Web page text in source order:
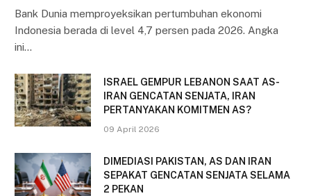
Bank Dunia memproyeksikan pertumbuhan ekonomi
Indonesia berada di level 4,7 persen pada 2026. Angka
ini…
ISRAEL GEMPUR LEBANON SAAT AS-
IRAN GENCATAN SENJATA, IRAN
PERTANYAKAN KOMITMEN AS?
09 April 2026
DIMEDIASI PAKISTAN, AS DAN IRAN
SEPAKAT GENCATAN SENJATA SELAMA
2 PEKAN